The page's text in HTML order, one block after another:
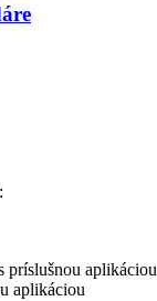
príslušnou aplikáciou
aplikáciou